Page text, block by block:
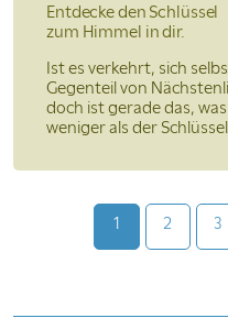
Entdecke den Schlüssel
zum Himmel in dir.
Ist es verkehrt, sich
Gegenteil von
doch ist gerade das,
weniger als der
1 2 3